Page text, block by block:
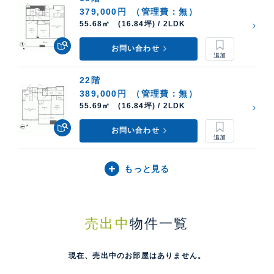
379,000円
（管理費：無）
55.68㎡ (16.84坪) / 2LDK
お問い合わせ
22階
389,000円
（管理費：無）
55.69㎡ (16.84坪) / 2LDK
お問い合わせ
もっと見る
売出中 物件一覧
現在、売出中のお部屋はありません。